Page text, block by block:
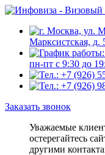
Марксистская, д.
пн-пт с 9:30 до
Заказать звонок
Уважаемые
остерегайтесь
другими